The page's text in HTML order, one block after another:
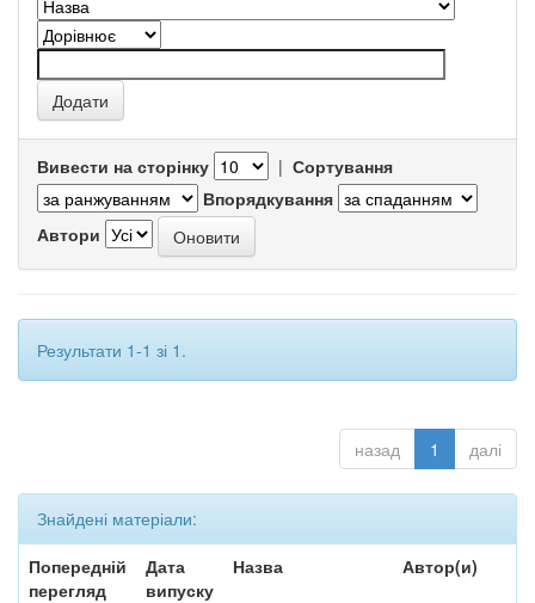
Вивести на сторінку | Сортування
Впорядкування
Автори
Результати 1-1 зі 1.
назад 1 далі
Знайдені матеріали:
Попередній
перегляд
Дата
випуску
Назва Автор(и)